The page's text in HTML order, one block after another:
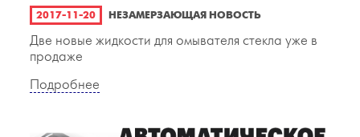
2017-11-20 НЕЗАМЕРЗАЮЩАЯ НОВОСТЬ
Две новые жидкости для омывателя стекла уже в
продаже
Подробнее